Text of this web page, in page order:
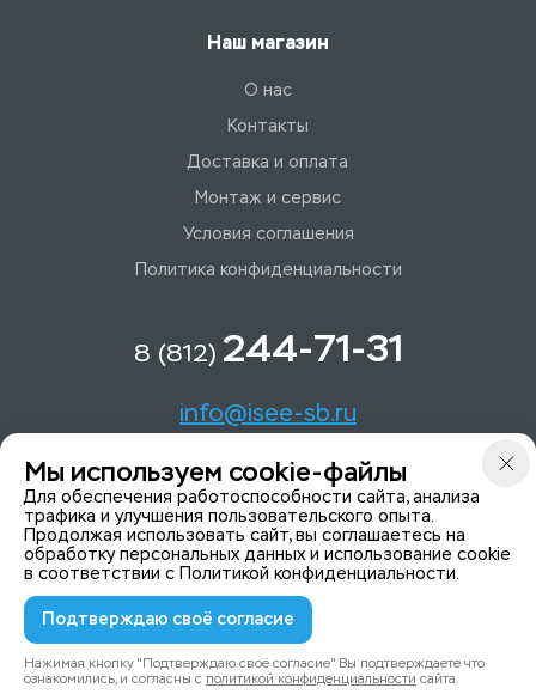
Наш магазин
О нас
Контакты
Доставка и оплата
Монтаж и сервис
Условия соглашения
Политика конфиденциальности
8 (812) 244-71-31
info@isee-sb.ru
Светлановский пр-кт, д. 70, корп. 1
Мы в Telegam
© 2015-2026 ISeeYou - системы безопасности
Политика конфиденциальности
Мы используем cookie-файлы
Для обеспечения работоспособности сайта, анализа
трафика и улучшения пользовательского опыта.
Продолжая использовать сайт, вы соглашаетесь на
обработку персональных данных и использование cookie
в соответствии с Политикой конфиденциальности.
Подтверждаю своё согласие
Нажимая кнопку "Подтверждаю своё согласие" Вы подтверждаете что
ознакомились, и согласны с политикой конфиденциальности сайта.